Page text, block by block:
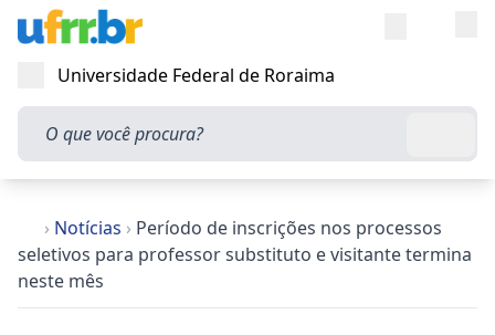
Abrir menu
Universidade Federal de Roraima
O que você procura?
› Notícias › Período de inscrições nos processos
seletivos para professor substituto e visitante termina
neste mês